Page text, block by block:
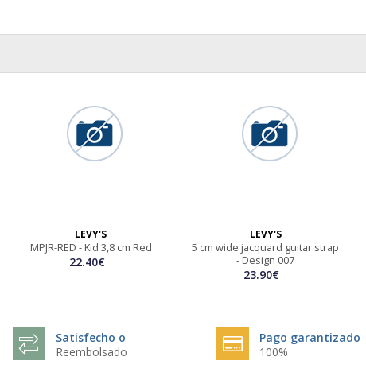
LEVY'S
MPJR-RED - Kid 3,8 cm Red
22.40€
LEVY'S
5 cm wide jacquard guitar strap
- Design 007
23.90€
Satisfecho o
Reembolsado
Pago garantizado
100%